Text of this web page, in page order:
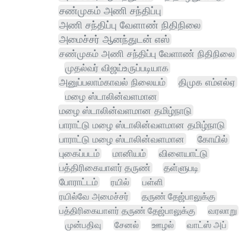
சண்முகம் அணி சந்திப்பு
அணி சந்திப்பு வேளாண் நிதிநிலை
அமைச்சர் ஆனந்துடன் எஸ்
சண்முகம் அணி சந்திப்பு வேளாண் நிதிநிலை
முதல்வர் விஜய்உருப்படியாக
அனுப்பலாம்காவல் நிலையம்
திமுக எம்எல்ஏ
மழை ஸ்டாலின்வளமான
மழை ஸ்டாலின்வளமான தமிழ்நாடு
பாராட்டு மழை ஸ்டாலின்வளமான தமிழ்நாடு
பாராட்டு மழை ஸ்டாலின்வளமான
கோயில்
புகைப்படம்
மானியம்
விளையாட்டு
பத்திரிகையாளர் தருண்
தள்ளுபடி
போராட்டம்
ரயில்
பள்ளி
ரயில்வே அமைச்சர்
தருண் தேஜ்பாலுக்கு
பத்திரிகையாளர் தருண் தேஜ்பாலுக்கு
வரலாறு
முன்பதிவு
சேனல் ஊழல்
வாட்ஸ் அப்